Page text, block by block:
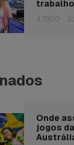
47800
Onde
jogos